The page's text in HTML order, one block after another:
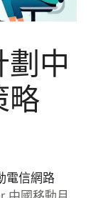
劃中
略
電信網路